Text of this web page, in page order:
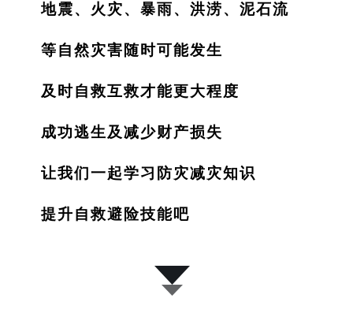
地震、火灾、暴雨、洪涝、泥石流
等自然灾害随时可能发生
及时自救互救才能更大程度
成功逃生及减少财产损失
让我们一起学习防灾减灾知识
提升自救避险技能吧